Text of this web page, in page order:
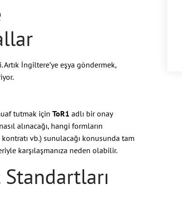
İngiltere’ye eşya göndermek,
tutmak için ToR1 adlı bir onay
alınacağı, hangi formların
vb.) sunulacağı konusunda tam
karşılaşmanıza neden olabilir.